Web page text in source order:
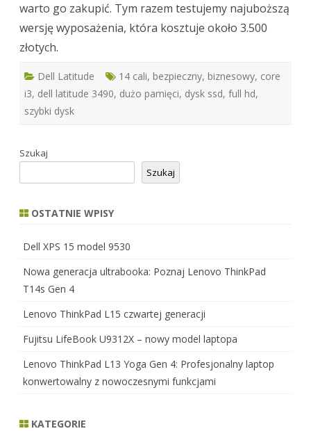
warto go zakupić. Tym razem testujemy najuboższą
wersję wyposażenia, która kosztuje około 3.500
złotych.
Dell Latitude 14 cali, bezpieczny, biznesowy, core
i3, dell latitude 3490, dużo pamięci, dysk ssd, full hd,
szybki dysk
Szukaj
Szukaj
OSTATNIE WPISY
Dell XPS 15 model 9530
Nowa generacja ultrabooka: Poznaj Lenovo ThinkPad
T14s Gen 4
Lenovo ThinkPad L15 czwartej generacji
Fujitsu LifeBook U9312X – nowy model laptopa
Lenovo ThinkPad L13 Yoga Gen 4: Profesjonalny laptop
konwertowalny z nowoczesnymi funkcjami
KATEGORIE